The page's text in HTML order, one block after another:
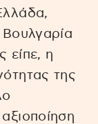
Βουλγαρία
είπε, η
της